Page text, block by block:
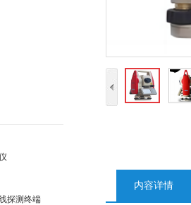
内容详情
探测终端